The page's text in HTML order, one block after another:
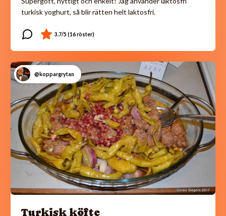
turkisk yoghurt, så blir rätten helt laktosfri.
@koppargrytan
Turkisk köfte